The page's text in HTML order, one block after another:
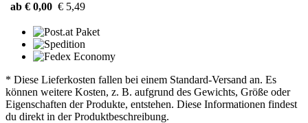
ab € 0,00 € 5,49
* Diese Lieferkosten fallen bei einem Standard-Versand an. Es
können weitere Kosten, z. B. aufgrund des Gewichts, Größe oder
Eigenschaften der Produkte, entstehen. Diese Informationen findest
du direkt in der Produktbeschreibung.